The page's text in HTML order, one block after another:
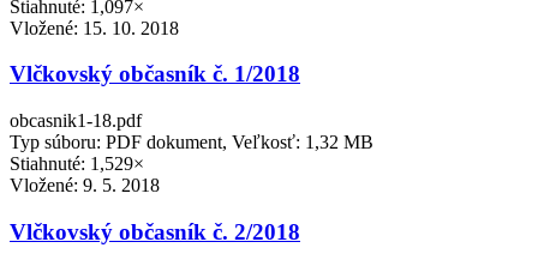
Stiahnuté: 1,097×
Vložené: 15. 10. 2018
Vlčkovský občasník č. 1/2018
obcasnik1-18.pdf
Typ súboru: PDF dokument, Veľkosť: 1,32 MB
Stiahnuté: 1,529×
Vložené: 9. 5. 2018
Vlčkovský občasník č. 2/2018